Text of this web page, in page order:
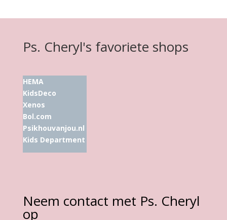
Ps. Cheryl's favoriete shops
HEMA
KidsDeco
Xenos
Bol.com
Psikhouvanjou.nl
Kids Department
Neem contact met Ps. Cheryl
op